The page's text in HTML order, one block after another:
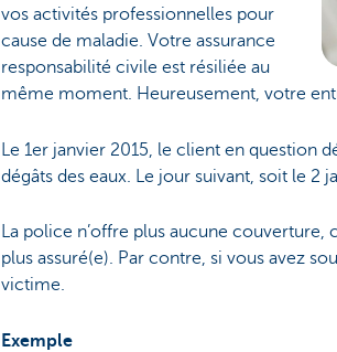
vos activités professionnelles pour
cause de maladie. Votre assurance
responsabilité civile est résiliée au
même moment. Heureusement, votre
Le 1er janvier 2015, le client en question
dégâts des eaux. Le jour suivant, soit le 2
La police n’offre plus aucune couverture,
plus assuré(e). Par contre, si vous avez
victime.
Exemple